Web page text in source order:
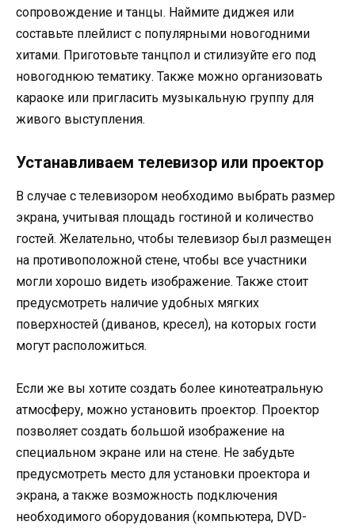
сопровождение и танцы. Наймите диджея или
составьте плейлист с популярными новогодними
хитами. Приготовьте танцпол и стилизуйте его под
новогоднюю тематику. Также можно организовать
караоке или пригласить музыкальную группу для
живого выступления.
Устанавливаем телевизор или проектор
В случае с телевизором необходимо выбрать размер
экрана, учитывая площадь гостиной и количество
гостей. Желательно, чтобы телевизор был размещен
на противоположной стене, чтобы все участники
могли хорошо видеть изображение. Также стоит
предусмотреть наличие удобных мягких
поверхностей (диванов, кресел), на которых гости
могут расположиться.
Если же вы хотите создать более кинотеатральную
атмосферу, можно установить проектор. Проектор
позволяет создать большой изображение на
специальном экране или на стене. Не забудьте
предусмотреть место для установки проектора и
экрана, а также возможность подключения
необходимого оборудования (компьютера, DVD-